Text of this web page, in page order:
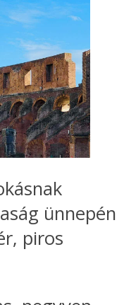
ünnepén
piros